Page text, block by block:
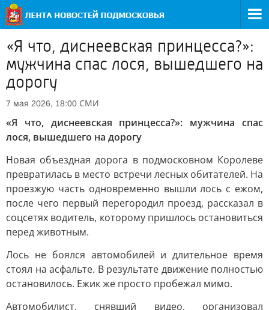
«Я что, диснеевская принцесса?»:
мужчина спас лося, вышедшего на
дорогу
7 мая 2026, 18:00 СМИ
«Я что, диснеевская принцесса?»: мужчина спас
лося, вышедшего на дорогу
Новая объездная дорога в подмосковном Королеве
превратилась в место встречи лесных обитателей. На
проезжую часть одновременно вышли лось с ежом,
после чего первый перегородил проезд, рассказал в
соцсетях водитель, которому пришлось остановиться
перед животным.
Лось не боялся автомобилей и длительное время
стоял на асфальте. В результате движение полностью
остановилось. Ежик же просто пробежал мимо.
Автомобилист, снявший видео, организовал